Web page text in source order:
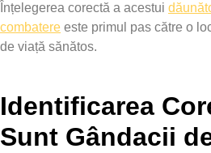
Înțelegerea corectă a acestui
combatere este primul pas către o
de viață sănătos.
Identificarea
Sunt Gândacii